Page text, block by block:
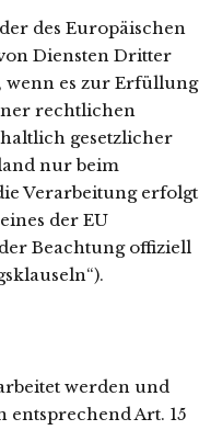
des Europäischen
Diensten Dritter
wenn es zur Erfüllung
rechtlichen
gesetzlicher
nur beim
Verarbeitung erfolgt
der EU
Beachtung offiziell
werden und
Art. 15